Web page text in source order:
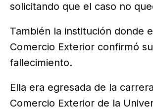
solicitando que el caso no
También la institución donde
Comercio Exterior confirmó su
fallecimiento.
Ella era egresada de la
Comercio Exterior de la